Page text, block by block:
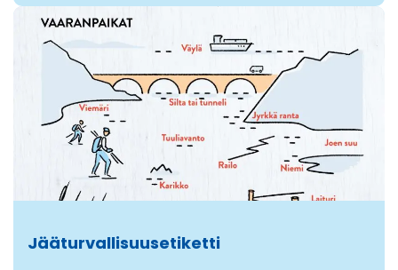
Jääturvallisuusetiketti